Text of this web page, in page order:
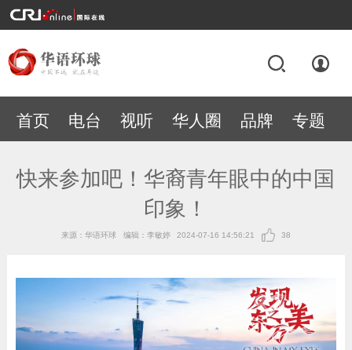
首页 电台 视听 华人圈 品牌 专题
快来参加吧！华裔青年眼中的中国
印象！
来源：华语环球 编辑：李敏婷 2024-07-16 14:56:21 38